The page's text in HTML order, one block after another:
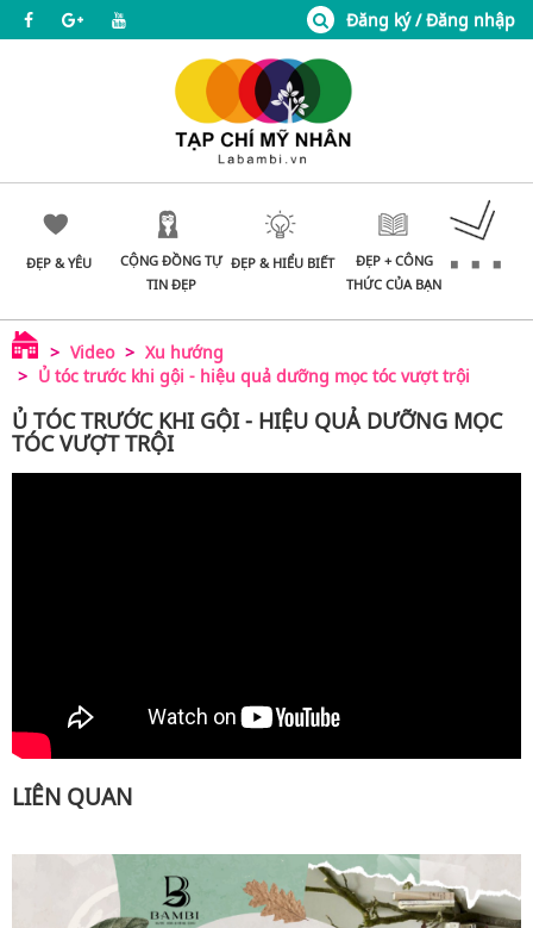
Đăng ký / Đăng nhập
ĐẸP & YÊU
CỘNG ĐỒNG TỰ
TIN ĐẸP
ĐẸP & HIỂU BIẾT
ĐẸP + CÔNG
THỨC CỦA BẠN
Video
Xu hướng
Ủ tóc trước khi gội - hiệu quả dưỡng mọc tóc vượt trội
Ủ TÓC TRƯỚC KHI GỘI - HIỆU QUẢ DƯỠNG MỌC
TÓC VƯỢT TRỘI
LIÊN QUAN